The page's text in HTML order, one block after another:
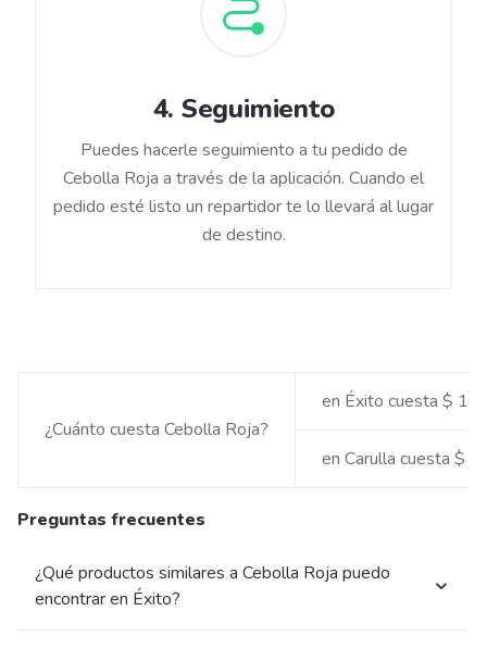
4. Seguimiento
Puedes hacerle seguimiento a tu pedido de
Cebolla Roja a través de la aplicación. Cuando el
pedido esté listo un repartidor te lo llevará al lugar
de destino.
¿Cuánto cuesta Cebolla Roja?
en Éxito cuesta $
en Carulla cuesta $
Preguntas frecuentes
¿Qué productos similares a Cebolla Roja puedo
encontrar en Éxito?